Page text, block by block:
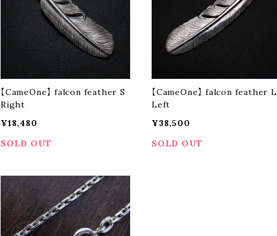
【CameOne】 falcon feather S
Right
¥18,480
SOLD OUT
【CameOne】 falcon feather L
Left
¥38,500
SOLD OUT